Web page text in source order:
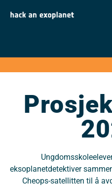
eksoplanetdetektiver
Cheops-satellitten til å